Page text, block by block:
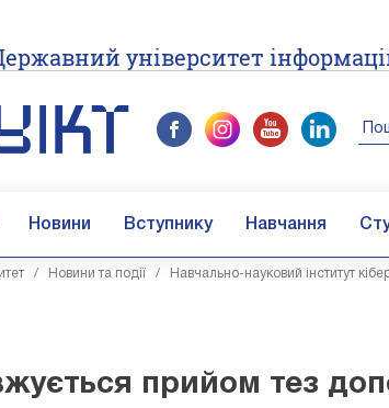
університет
Новини Вступнику Навчання
/ Новини та події / Навчально-науковий інститут
прийом тез